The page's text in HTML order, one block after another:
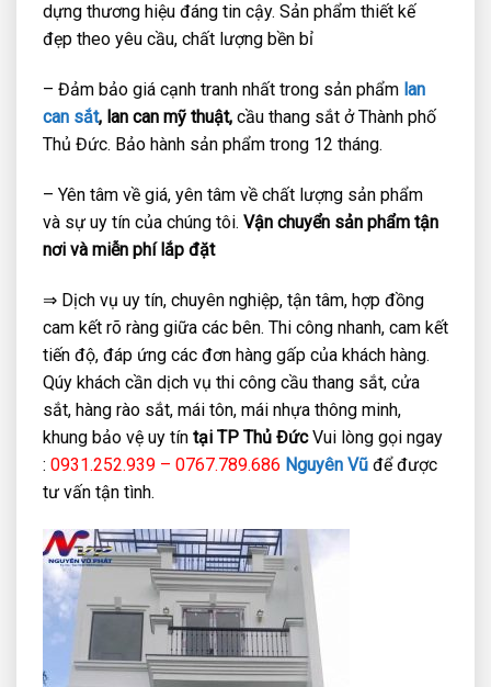
dựng thương hiệu đáng tin cậy. Sản phẩm thiết kế
đẹp theo yêu cầu, chất lượng bền bỉ
– Đảm bảo giá cạnh tranh nhất trong sản phẩm lan
can sắt, lan can mỹ thuật, cầu thang sắt ở Thành phố
Thủ Đức. Bảo hành sản phẩm trong 12 tháng.
– Yên tâm về giá, yên tâm về chất lượng sản phẩm
và sự uy tín của chúng tôi. Vận chuyển sản phẩm tận
nơi và miễn phí lắp đặt
⇒ Dịch vụ uy tín, chuyên nghiệp, tận tâm, hợp đồng
cam kết rõ ràng giữa các bên. Thi công nhanh, cam kết
tiến độ, đáp ứng các đơn hàng gấp của khách hàng.
Qúy khách cần dịch vụ thi công cầu thang sắt, cửa
sắt, hàng rào sắt, mái tôn, mái nhựa thông minh,
khung bảo vệ uy tín tại TP Thủ ĐứcVui lòng gọi ngay
: 0931.252.939 – 0767.789.686 Nguyên Vũ để được
tư vấn tận tình.